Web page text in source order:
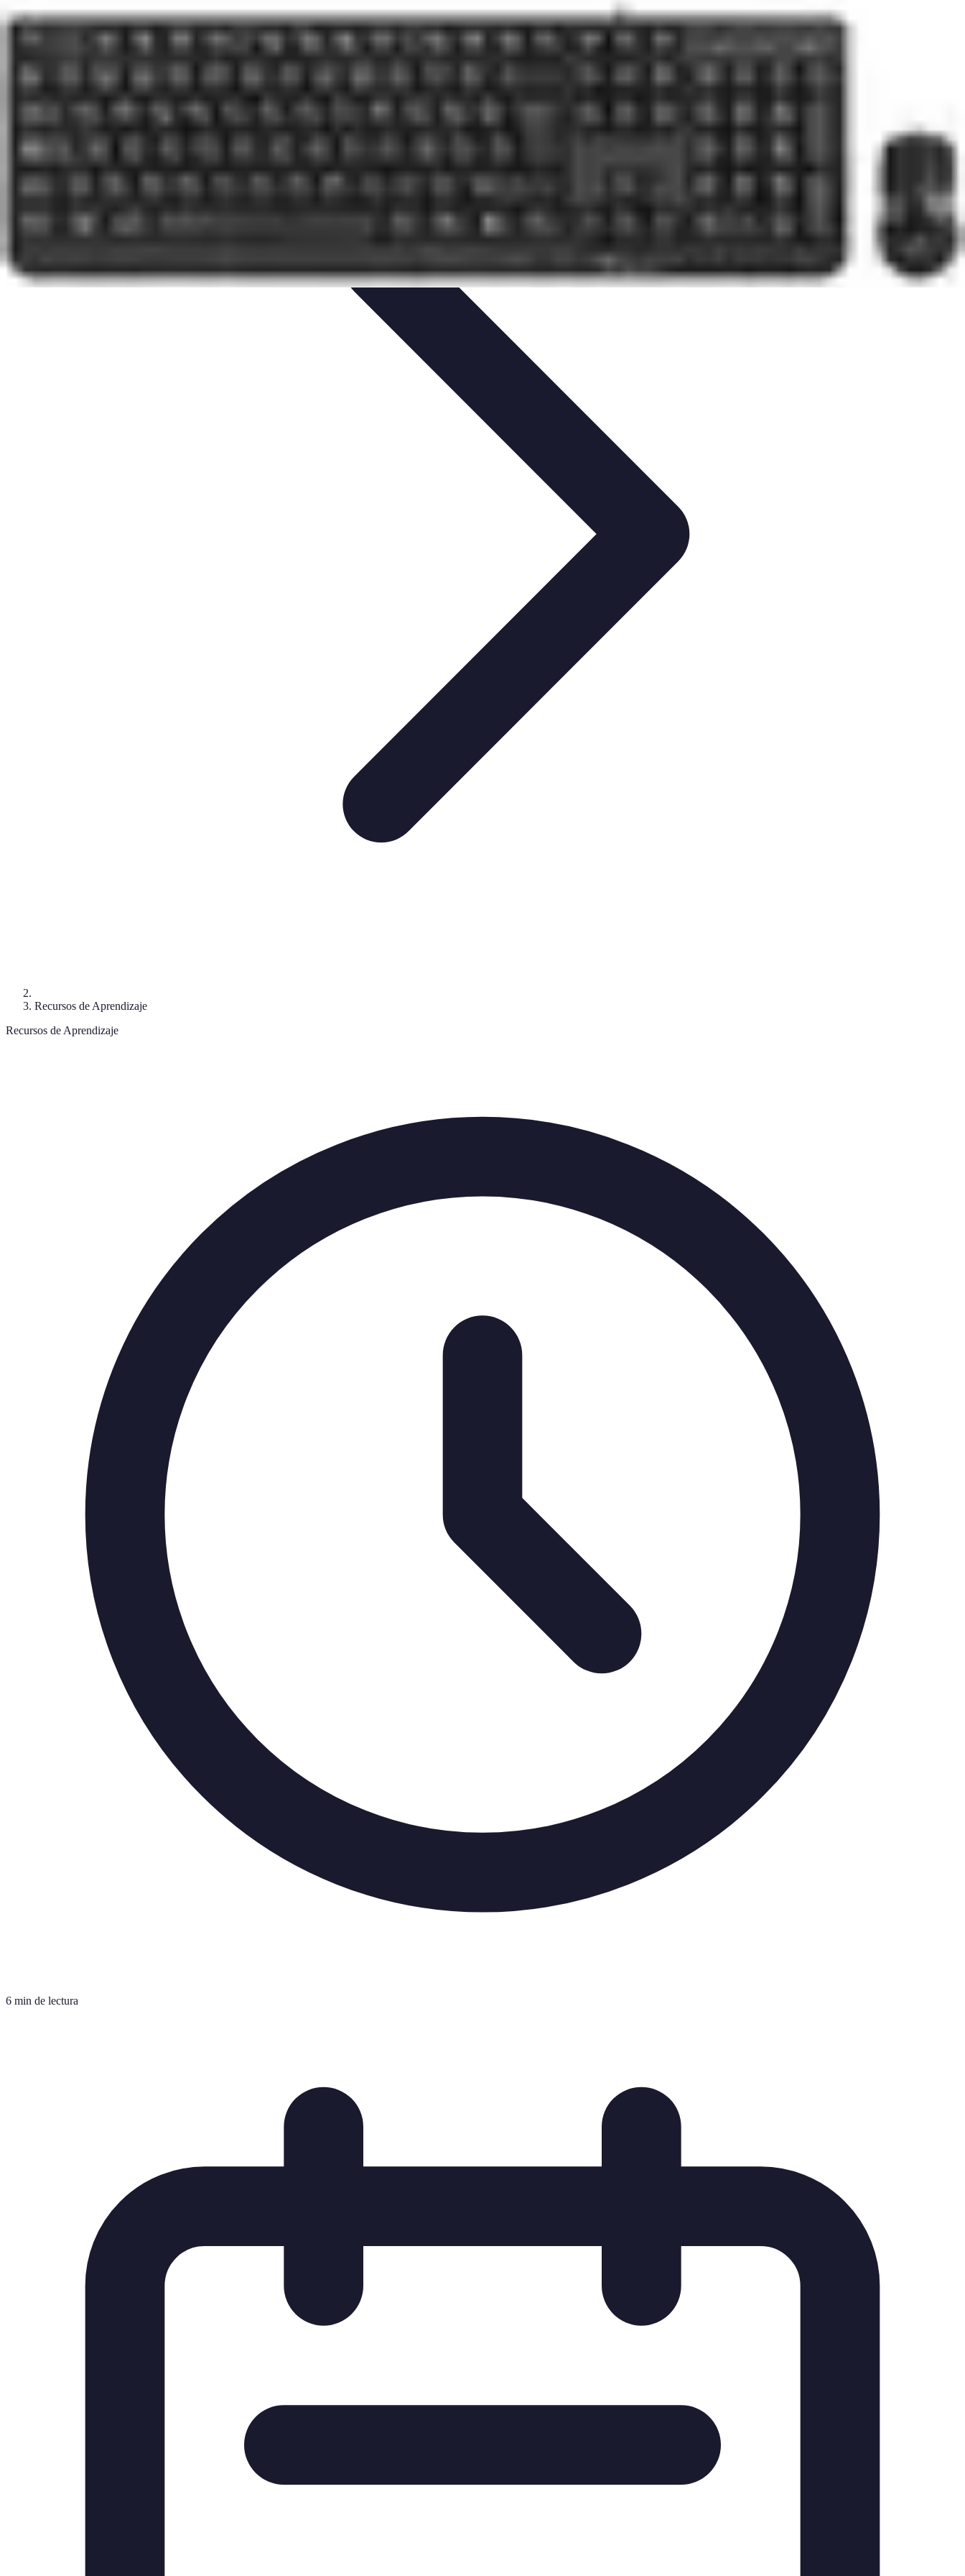
Clases en Español
Clases de EspañolRecursos de AprendizajeTécnicas de AprendizajeCursos y RecursosMétodos de Aprendizaje
Recursos de Aprendizaje
Recursos de Aprendizaje
6 min de lectura